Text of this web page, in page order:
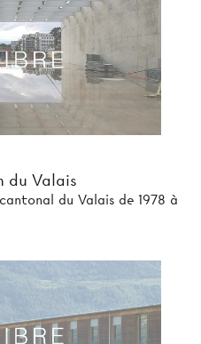
du Valais
du Valais de 1978 à